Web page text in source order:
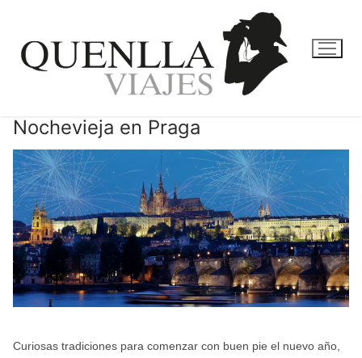
contenido
Nochevieja en Praga
Curiosas tradiciones para comenzar con buen pie el nuevo año,